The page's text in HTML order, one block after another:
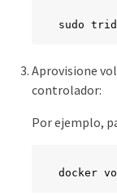
sudo
Aprovisione
controlador:
Por ejemplo,
docker